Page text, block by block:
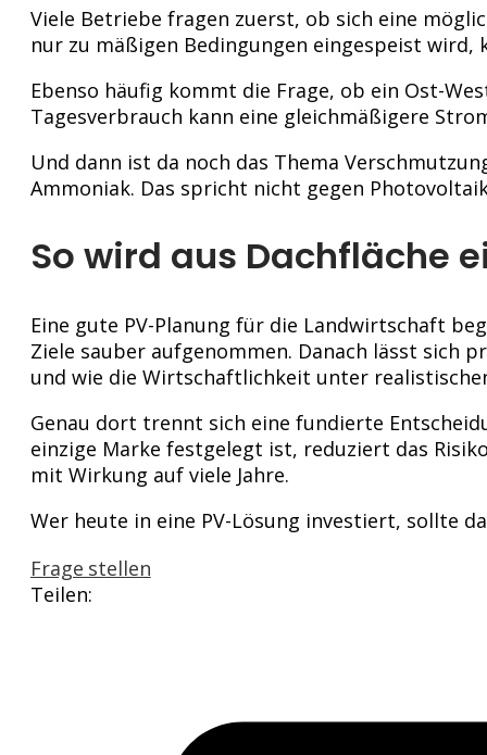
Viele Betriebe fragen zuerst, ob sich eine
nur zu mäßigen Bedingungen eingespeist
Ebenso häufig kommt die Frage, ob ein Ost-
Tagesverbrauch kann eine gleichmäßigere
Und dann ist da noch das Thema
Ammoniak. Das spricht nicht gegen
So wird aus Dachfläche
Eine gute PV-Planung für die Landwirtschaft
Ziele sauber aufgenommen. Danach lässt sich
und wie die Wirtschaftlichkeit unter
Genau dort trennt sich eine fundierte
einzige Marke festgelegt ist, reduziert das
mit Wirkung auf viele Jahre.
Wer heute in eine PV-Lösung investiert, sollte
Frage stellen
Teilen: